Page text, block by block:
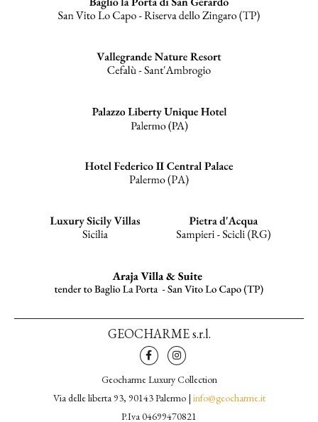
GEOCHARME s.r.l.
Geocharme Luxury Collection
Via delle liberta 93, 90143 Palermo | info@geocharme.it
P.Iva 04699470821